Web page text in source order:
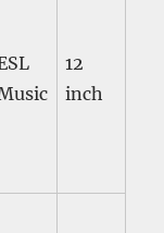
12
inch